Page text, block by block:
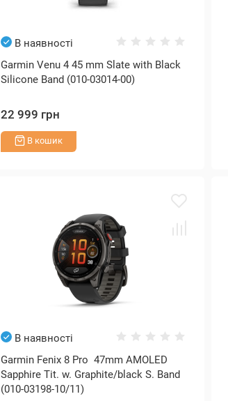
В наявності
Garmin Venu 4 45 mm Slate with Black
Silicone Band (010-03014-00)
22 999 грн
В кошик
В наявності
Garmin Fenix 8 Pro 47mm AMOLED
Sapphire Tit. w. Graphite/black S. Band
(010-03198-10/11)